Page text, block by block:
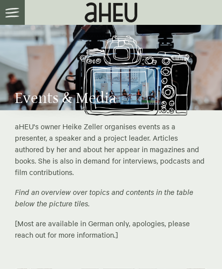
Events & Media
aHEU's owner Heike Zeller organises events as a
presenter, a speaker and a project leader. Articles
authored by her and about her appear in magazines and
books. She is also in demand for interviews, podcasts and
film contributions.
Find an overview over topics and contents in the table
below the picture tiles.
[Most are available in German only, apologies, please
reach out for more information.]